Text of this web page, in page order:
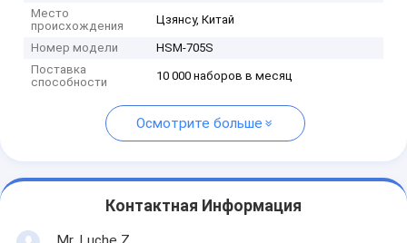
Место
происхождения
Цзянсу, Китай
Номер модели
HSM-705S
Поставка
способности
10 000 наборов в месяц
Осмотрите больше
Контактная Информация